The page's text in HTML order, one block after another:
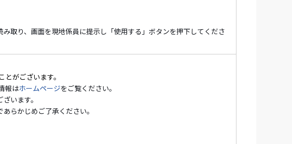
取り、画面を現地係員に提示し「使用する」ボタンを押下してくださ
がございます。
報はホームページをご覧ください。
います。
らかじめご了承ください。